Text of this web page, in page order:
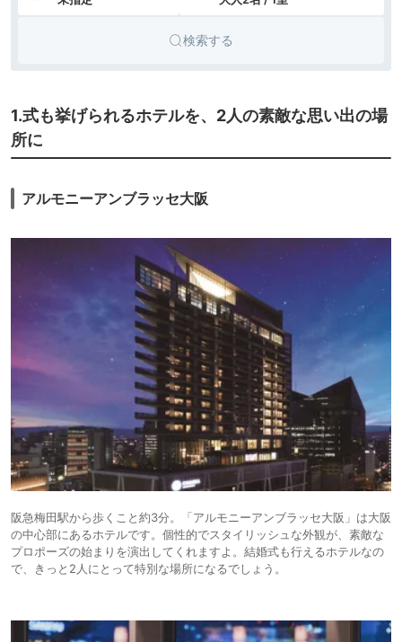
10. ホテルモントレ グ
ラスミア大阪
icotto 楽天トラベル
テル
icotto
テル
検索する
1.式も挙げられるホテルを、2人の素敵な思い出の場
所に
アルモニーアンブラッセ大阪
阪急梅田駅から歩くこと約3分。「アルモニーアンブラッセ大阪」は大阪
の中心部にあるホテルです。個性的でスタイリッシュな外観が、素敵な
プロポーズの始まりを演出してくれますよ。結婚式も行えるホテルなの
で、きっと2人にとって特別な場所になるでしょう。